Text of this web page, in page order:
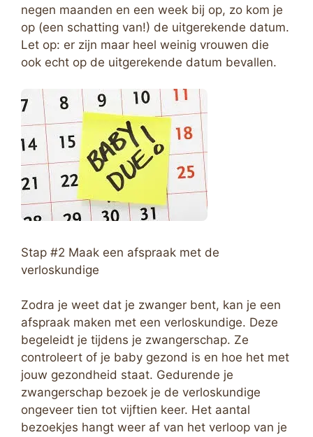
negen maanden en een week bij op, zo kom je
op (een schatting van!) de uitgerekende datum.
Let op: er zijn maar heel weinig vrouwen die
ook echt op de uitgerekende datum bevallen.
Stap #2 Maak een afspraak met de
verloskundige
Zodra je weet dat je zwanger bent, kan je een
afspraak maken met een verloskundige. Deze
begeleidt je tijdens je zwangerschap. Ze
controleert of je baby gezond is en hoe het met
jouw gezondheid staat. Gedurende je
zwangerschap bezoek je de verloskundige
ongeveer tien tot vijftien keer. Het aantal
bezoekjes hangt weer af van het verloop van je